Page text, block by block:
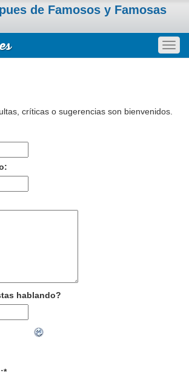
de Famosos y Famosas
críticas o sugerencias son bienvenidos.
hablando?